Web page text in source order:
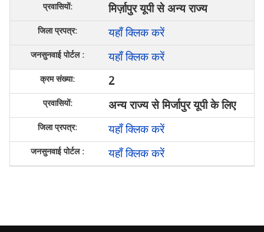
मिर्ज़ापुर यूपी से अन्य राज्य
यहाँ क्लिक करें
यहाँ क्लिक करें
2
अन्य राज्य से मिर्जापुर यूपी के लिए
यहाँ क्लिक करें
यहाँ क्लिक करें